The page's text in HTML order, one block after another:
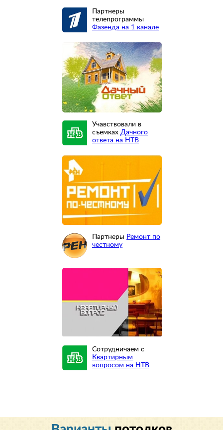
Партнеры
телепрограммы
Фазенда на 1 канале
Учавствовали в
съемках Дачного
ответа на НТВ
Партнеры Ремонт по
честному
Сотрудничаем с
Квартирным
вопросом на НТВ